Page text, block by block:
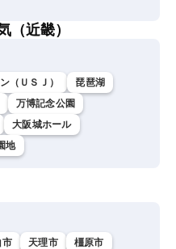
（近畿）
（ＵＳＪ）
琵琶湖
万博記念公園
大阪城ホール
地
市 天理市
橿原市